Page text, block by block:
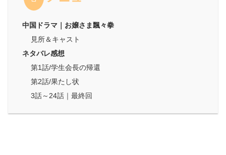
中国ドラマ｜お嬢さま飄々拳
見所＆キャスト
ネタバレ感想
第1話/学生会長の帰還
第2話/果たし状
3話～24話｜最終回